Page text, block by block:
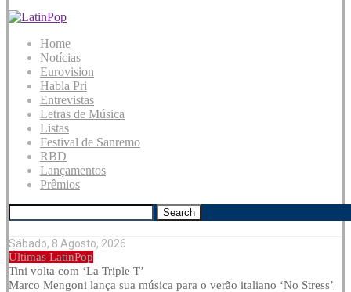
Home
Notícias
Eurovision
Habla Pri
Entrevistas
Letras de Música
Listas
Festival de Sanremo
RBD
Lançamentos
Prêmios
Search
Sábado, 8 Agosto, 2026
Últimas LatinPop
Tini volta com ‘La Triple T’
Marco Mengoni lança sua música para o verão italiano ‘No Stress’